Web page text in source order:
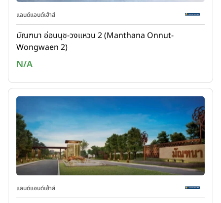
แลนด์แอนด์เฮ้าส์
มัณฑนา อ่อนนุช-วงแหวน 2 (Manthana Onnut-
Wongwaen 2)
N/A
แลนด์แอนด์เฮ้าส์